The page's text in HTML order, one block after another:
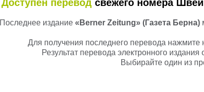
Доступен перевод свежего номера
Последнее издание «Berner Zeitung» (Газета Берна)
Для получения последнего перевода нажмите
Результат перевода электронного
Выбирайте один из